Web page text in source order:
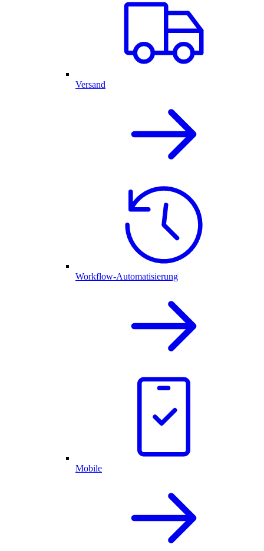
Versand
Workflow-Automatisierung
Mobile